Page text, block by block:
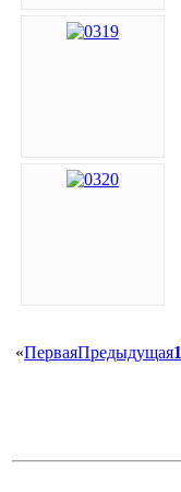
«ПерваяПредыдущая1